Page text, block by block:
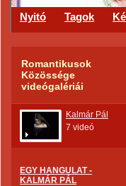
Nyitó Tagok
Romantikusok
Közössége
videógalériái
Kalmár Pál
7 videó
EGY HANGULAT -
KALMÁR PÁL